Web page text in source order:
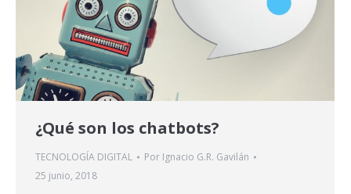
¿Qué son los chatbots?
TECNOLOGÍA DIGITAL Por Ignacio G.R. Gavilán
25 junio, 2018